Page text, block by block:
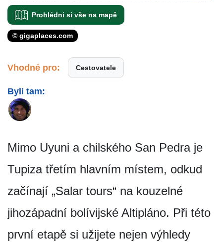
Prohlédni si vše na mapě
© gigaplaces.com
Vhodné pro: Cestovatele
Byli tam:
Mimo Uyuni a chilského San Pedra je
Tupiza třetím hlavním místem, odkud
začínají „Salar tours“ na kouzelné
jihozápadní bolívijské Altipláno. Při této
první etapě si užijete nejen výhledy